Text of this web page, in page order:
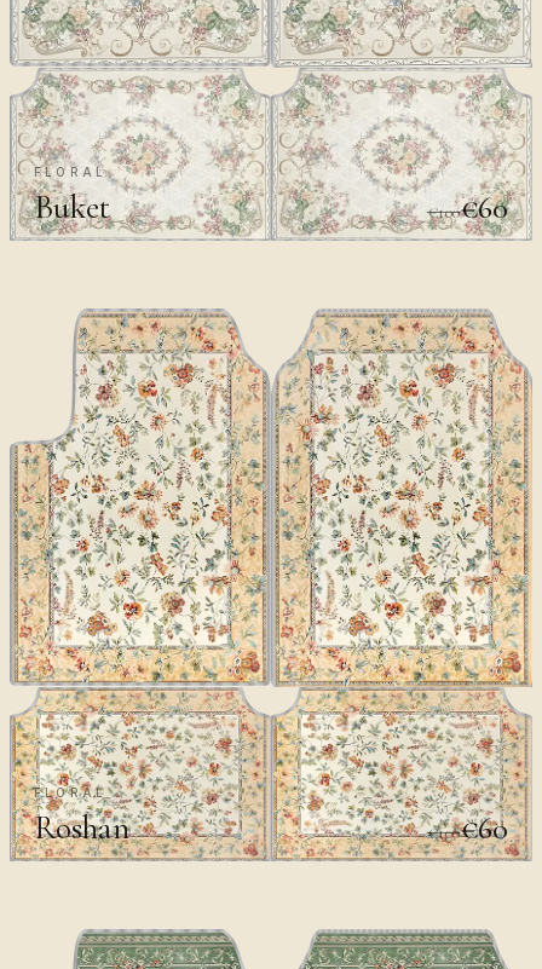
FLORAL
Buket €100€60
FLORAL
Roshan €100€60